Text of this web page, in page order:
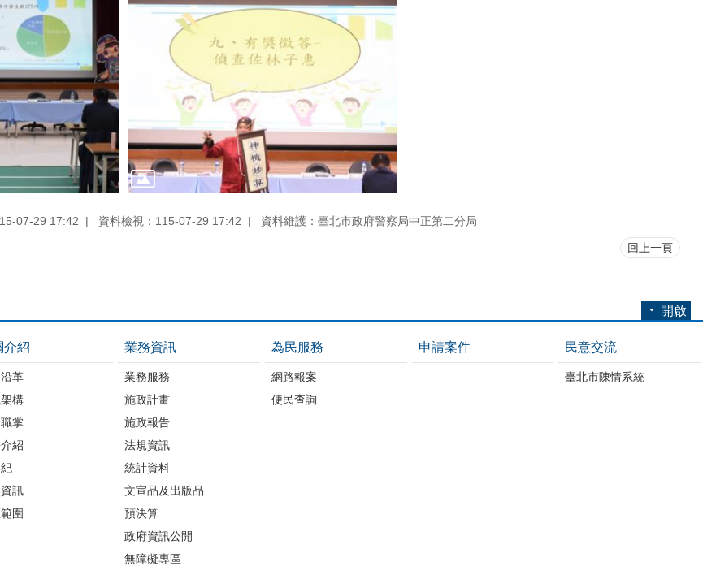
07-29 17:42 資料檢視：115-07-29 17:42 資料維護：臺北市政府警察局中正第二分局
回上一頁
開啟
介紹
革
構
掌
紹
訊
圍
業務資訊
業務服務
施政計畫
施政報告
法規資訊
統計資料
文宣品及出版品
預決算
政府資訊公開
無障礙專區
為民服務
網路報案
便民查詢
申請案件 民意交流
臺北市陳情系統